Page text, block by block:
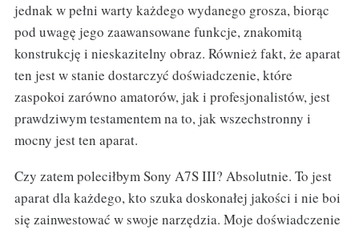
jednak w pełni warty każdego wydanego grosza, biorąc
pod uwagę jego zaawansowane funkcje, znakomitą
konstrukcję i nieskazitelny obraz. Również fakt, że aparat
ten jest w stanie dostarczyć doświadczenie, które
zaspokoi zarówno amatorów, jak i profesjonalistów, jest
prawdziwym testamentem na to, jak wszechstronny i
mocny jest ten aparat.
Czy zatem poleciłbym Sony A7S III? Absolutnie. To jest
aparat dla każdego, kto szuka doskonałej jakości i nie boi
się zainwestować w swoje narzędzia. Moje doświadczenie